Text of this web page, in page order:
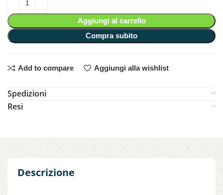
Aggiungi al carrello
Compra subito
Add to compare Aggiungi alla wishlist
Spedizioni
Resi
Descrizione